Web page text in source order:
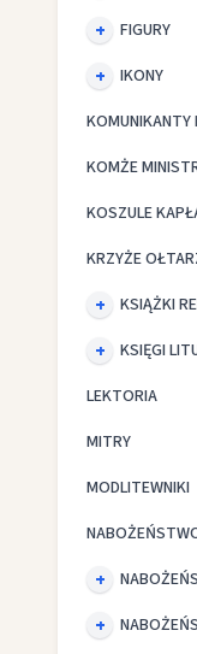
FIGURY
IKONY
KOMUNIKANTY
KOMŻE
KOSZULE
KRZYŻE
KSIĄŻKI
KSIĘGI
LEKTORIA
MITRY
MODLITEWNIKI